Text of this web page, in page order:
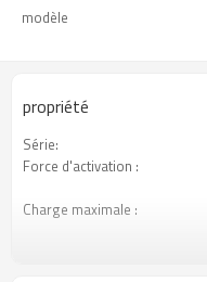
modèle
propriété
Série:
Force d'activation :
Charge maximale :